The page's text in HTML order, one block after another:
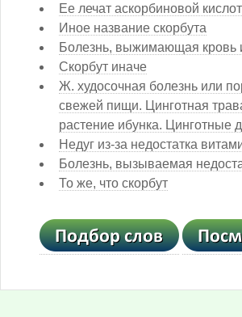
Ее лечат аскорбиновой
Иное название скорбута
Болезнь, выжимающая кровь
Скорбут иначе
Ж. худосочная болезнь или
свежей пищи. Цинготная
растение ибунка. Цинготные
Недуг из-за недостатка
Болезнь, вызываемая
То же, что скорбут